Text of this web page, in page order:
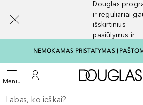
Douglas
ir reguliariai
išskirtinius
pasiūlymus ir
NEMOKAMAS PRISTATYMAS Į
MeniuAtidaryti meniuĮ mano paskyrą
Grįžk atgal
Vykdykite paiešką
[navigation.slideout.screenreader]